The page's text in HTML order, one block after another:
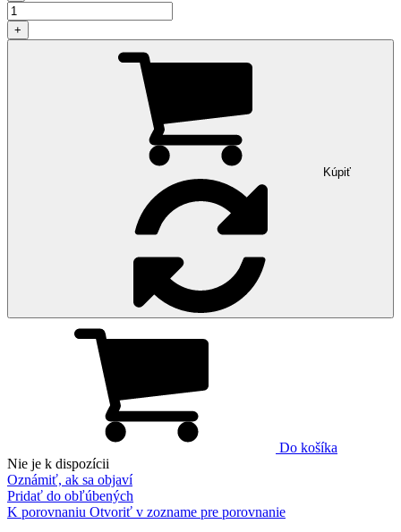
+
Kúpiť
Do košíka
Nie je k dispozícii
Oznámiť, ak sa objaví
Pridať do obľúbených
K porovnaniu Otvoriť v zozname pre porovnanie